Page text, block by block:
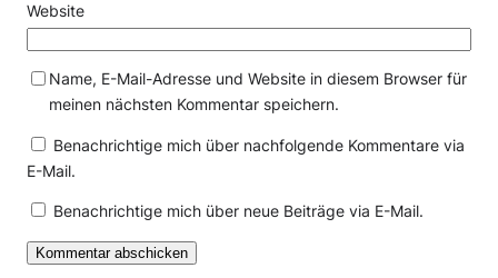
Website
Name, E-Mail-Adresse und Website in diesem Browser für
meinen nächsten Kommentar speichern.
Benachrichtige mich über nachfolgende Kommentare via
E-Mail.
Benachrichtige mich über neue Beiträge via E-Mail.